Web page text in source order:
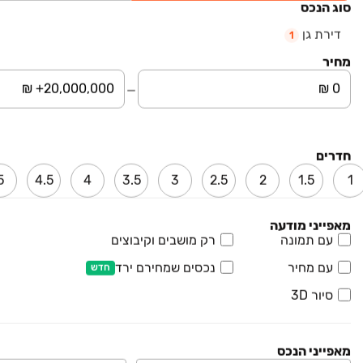
סוג הנכס
דירת גן
1
מחיר
חדרים
1
1.5
2
2.5
3
3.5
4
4.5
מאפייני מודעה
עם תמונה
רק מושבים וקיבוצים
עם מחיר
נכסים שמחירם ירד חדש
סיור 3D
מאפייני הנכס
ברנד תיווך נדל"ן
6 חדרים • קומה ‎קרקע‏ • 166 מ״ר
איילון נכסים
6 חדרים • קומה ‎קרקע‏ • 170 מ״ר
בלעדי ₪ 1,799,000